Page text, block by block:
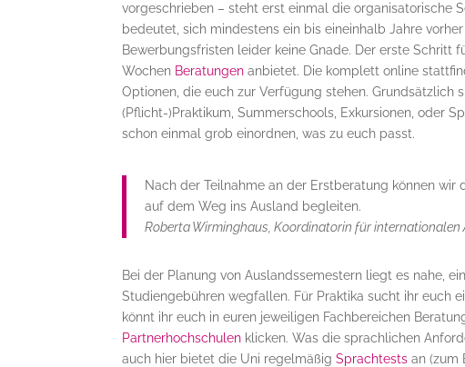
vorgeschrieben – steht erst einmal die organisatorische
bedeutet, sich mindestens ein bis eineinhalb Jahre
Bewerbungsfristen leider keine Gnade. Der erste Schritt
Wochen Beratungen anbietet. Die komplett online
Optionen, die euch zur Verfügung stehen. Grundsätzlich
(Pflicht-)Praktikum, Summerschools, Exkursionen, oder
schon einmal grob einordnen, was zu euch passt.
Nach der Teilnahme an der Erstberatung können
auf dem Weg ins Ausland begleiten.
Roberta Wirminghaus, Koordinatorin für internationalen
Bei der Planung von Auslandssemestern liegt es nahe,
Studiengebühren wegfallen. Für Praktika sucht ihr euch
könnt ihr euch in euren jeweiligen Fachbereichen
Partnerhochschulen klicken. Was die sprachlichen
auch hier bietet die Uni regelmäßigSprachtests an (zum